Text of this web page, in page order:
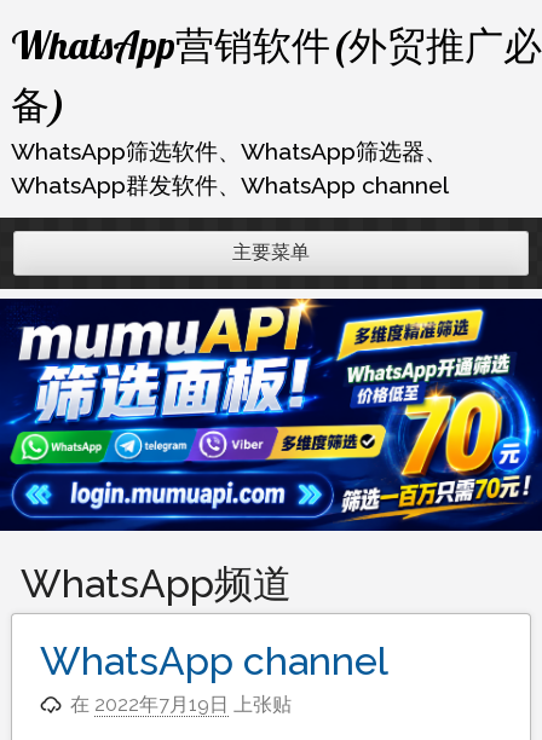
跳
容
WhatsApp营销软件(外贸推广必
备)
WhatsApp筛选软件、WhatsApp筛选器、
WhatsApp群发软件、WhatsApp channel
主要菜单
WhatsApp频道
WhatsApp channel
在 2022年7月19日 上张贴